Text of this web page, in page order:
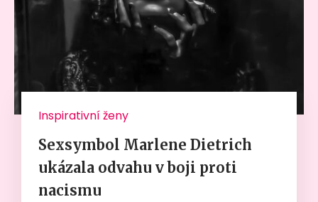
Inspirativní ženy
Sexsymbol Marlene Dietrich
ukázala odvahu v boji proti
nacismu